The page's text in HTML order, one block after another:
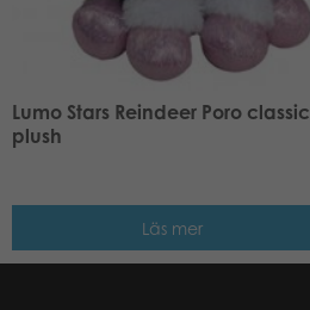
Lumo Stars Reindeer Poro classic
plush
Läs mer